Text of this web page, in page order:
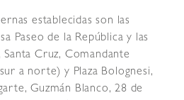
establecidas son las
Paseo de la República y las
Cruz, Comandante
a norte) y Plaza Bolognesi,
Guzmán Blanco, 28 de